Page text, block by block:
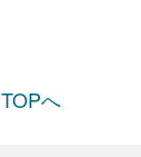
TOPへ